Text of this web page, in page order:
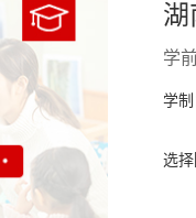
湖
学
学制
选择